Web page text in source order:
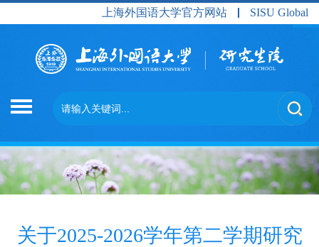
上海外国语大学官方网站 SISU Global
关于2025-2026学年第二学期研究